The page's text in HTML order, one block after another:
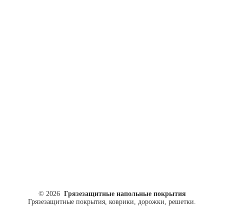
© 2026 Грязезащитные напольные покрытия
Грязезащитные покрытия, коврики, дорожки, решетки.